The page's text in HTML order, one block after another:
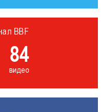
BBF
84
видео